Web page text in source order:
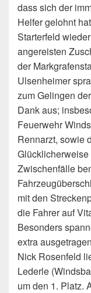
dass sich der
Helfer gelohnt
Starterfeld
angereisten
der
Ulsenheimer
zum Gelingen
Dank aus;
Feuerwehr
Rennarzt, sowie
Zwischenfälle
mit den
die Fahrer auf
Besonders
extra
Nick Rosenfeld
Lederle
um den 1. Platz.